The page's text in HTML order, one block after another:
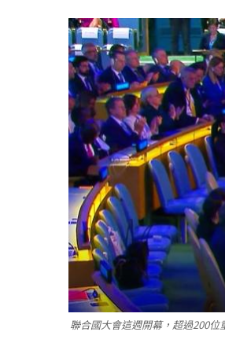
聯合國大會這週開幕，超過200